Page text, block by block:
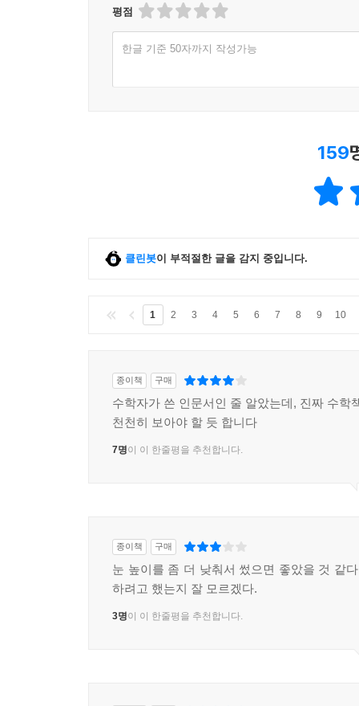
평점
한글 기준 50자까지 작성가능
159
클린봇이 부적절한 글을 감지 중입니다.
1 2 3 4 5 6 7 8 9 10
종이책 구매
수학자가 쓴 인문서인 줄 알았는데, 진짜 수학
천천히 보아야 할 듯 합니다
7명이 이 한줄평을 추천합니다.
종이책 구매
눈 높이를 좀 더 낮춰서 썼으면 좋았을 것 같
하려고 했는지 잘 모르겠다.
3명이 이 한줄평을 추천합니다.